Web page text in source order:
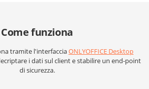
Come funziona
tramite l'interfacciaONLYOFFICE Desktop
i dati sul client e stabilire un end-point
di sicurezza.